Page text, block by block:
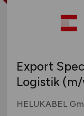
Export
Logistik
HELUKABEL